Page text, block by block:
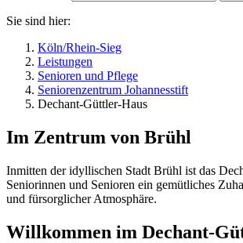
Sie sind hier:
Köln/Rhein-Sieg
Leistungen
Senioren und Pflege
Seniorenzentrum Johannesstift
Dechant-Güttler-Haus
Im Zentrum von Brühl
Inmitten der idyllischen Stadt Brühl ist das
Seniorinnen und Senioren ein gemütliches
und fürsorglicher Atmosphäre.
Willkommen im Dechant-